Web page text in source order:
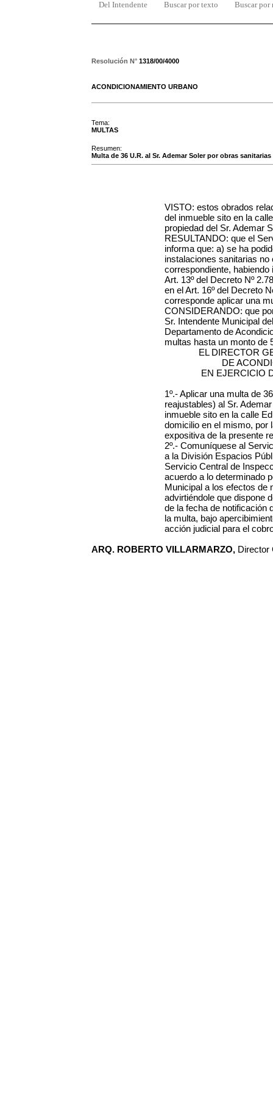
Del Intendente Buscar por texto Buscar por
Resolución N° 1318/00/4000
ACONDICIONAMIENTO URBANO
Tema:
MULTAS
Resumen:
Multa de 36 U.R. al Sr. Ademar Soler por obras
VISTO: estos obrados
del inmueble sito en la
propiedad del Sr. Ademar
RESULTANDO: que el
informa que: a) se ha
instalaciones sanitarias
correspondiente,
Art. 13º del Decreto Nº
en el Art. 16º del Decreto
corresponde aplicar una
CONSIDERANDO: que
Sr. Intendente Municipal
Departamento de
multas hasta un monto de
EL DIRECTOR
DE
EN EJERCICIO
1º.- Aplicar una multa de
reajustables) al Sr.
inmueble sito en la calle
domicilio en el mismo, por
expositiva de la presente
2º.- Comuníquese al
a la División Espacios
Servicio Central de
acuerdo a lo determinado
Municipal a los efectos de
advirtiéndole que dispone
de la fecha de notificación
la multa, bajo
acción judicial para el
ARQ. ROBERTO VILLARMARZO, Director